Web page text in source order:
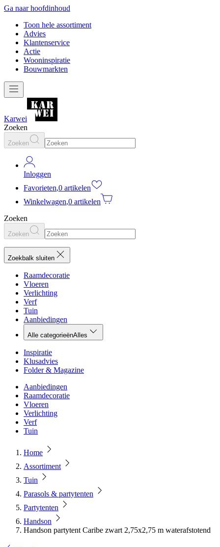
Ga naar hoofdinhoud
Toon hele assortiment
Advies
Klantenservice
Actie
Wooninspiratie
Bouwmarkten
Karwei
Zoeken
Zoeken
Inloggen
Favorieten,0 artikelen
Winkelwagen,0 artikelen
Zoeken
Zoeken
Zoekbalk sluiten
Raamdecoratie
Vloeren
Verlichting
Verf
Tuin
Aanbiedingen
Alle categorieënAlles
Inspiratie
Klusadvies
Folder & Magazine
Aanbiedingen
Raamdecoratie
Vloeren
Verlichting
Verf
Tuin
Home
Assortiment
Tuin
Parasols & partytenten
Partytenten
Handson
Handson partytent Caribe zwart 2,75x2,75 m waterafstotend